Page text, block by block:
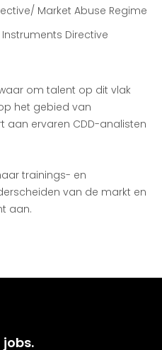
Market Abuse Regime
Instruments Directive
om talent op dit vlak
het gebied van
aan ervaren CDD-analisten
trainings- en
van de markt en
aan.
jobs.